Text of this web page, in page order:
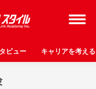
ビュー キャリアを考える